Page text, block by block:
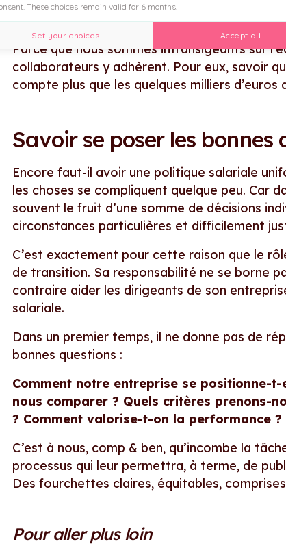
nous rejoindre.
Parce que nous sommes intransigeants sur
collaborateurs y adhèrent. Pour eux, savoir
compte plus que les quelques milliers
Savoir se poser les bonnes
Encore faut-il avoir une politique salariale
les choses se compliquent quelque peu. Car
souvent le fruit d’une somme de décisions
circonstances particulières et difficilement
C’est exactement pour cette raison que le
de transition. Sa responsabilité ne se borne
contraire aider les dirigeants de son
salariale.
Dans un premier temps, il ne donne pas de
bonnes questions :
Comment notre entreprise se positionne-
nous comparer ? Quels critères prenons-
? Comment valorise-t-on la performance ?
C’est à nous, comp & ben, qu’incombe la
processus qui leur permettra, à terme, de
Des fourchettes claires, équitables,
Pour aller plus loin
These choices remain valid for 6 months.
Set your choices Accept all